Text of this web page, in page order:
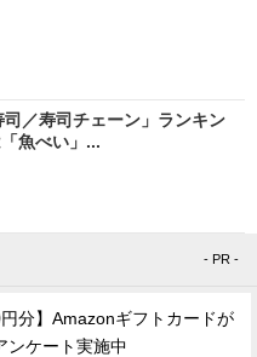
／寿司チェーン」ランキン
魚べい」...
- PR -
円分】Amazonギフトカードが
ンケート実施中